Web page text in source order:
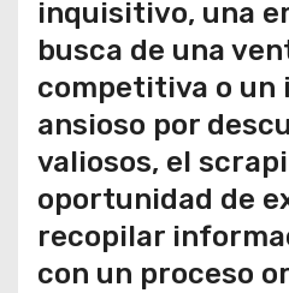
inquisitivo, una
busca de una
competitiva o un
ansioso por
valiosos, el
oportunidad de
recopilar
con un proceso